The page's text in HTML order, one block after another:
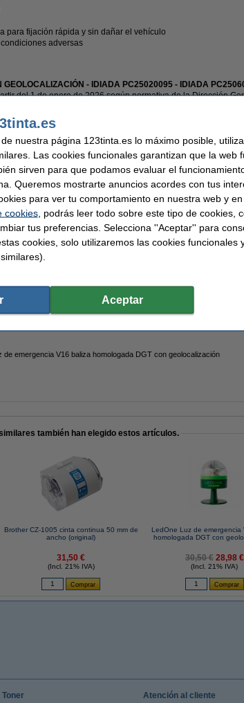
para fijación rápida y sin dañar el vehículo
adversas
GEOLOCALIZACIÓN - IDIADA PC25020095 - IDIADA
del 1 de enero de 2026 según normativa de la Dirección
Xtreme Power AA - LR06 - MN1500 - 4 unidades
Xtreme Power AA - LR06 - MN1500 - 24 unidades
emergencia V16 baliza homologada DGT con geolocalización
también han elegido estos artículos.
Brother CZ-1005 cinta continua 50 mm de
ancho (original)
31,50 €
(Incl. 21% IVA)
LedOne Luz de emergencia
homologada DGT con
30,50 € 28,98 €
(Incl. 21% IVA)
Toner Atención al cliente
nuestra página 123tinta.es lo máximo posible,
Las cookies funcionales garantizan que la web
sirven para que podamos evaluar el
Queremos mostrarte anuncios acordes con tus
para ver tu comportamiento en nuestra web y en
cookies, podrás leer todo sobre este tipo de cookies,
tus preferencias. Selecciona ''Aceptar'' para
cookies, solo utilizaremos las cookies funcionales
Aceptar